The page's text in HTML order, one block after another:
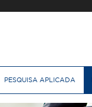
PESQUISA APLICADA